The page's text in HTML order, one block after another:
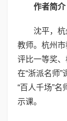
作者简介
沈平，
教师。杭州
评比一等奖
在“浙派名师”
“百人千场”
示课。